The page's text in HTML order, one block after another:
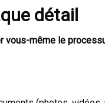
détail
vous-même le